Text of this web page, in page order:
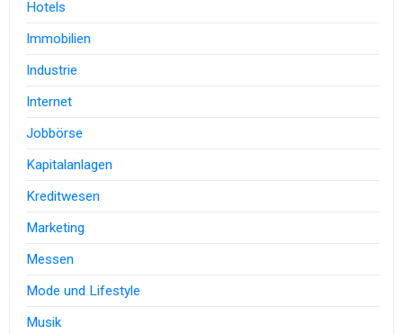
Hotels
Immobilien
Industrie
Internet
Jobbörse
Kapitalanlagen
Kreditwesen
Marketing
Messen
Mode und Lifestyle
Musik